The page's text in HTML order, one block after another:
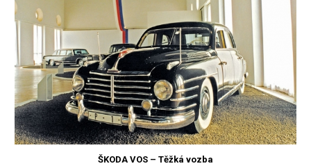
ŠKODA VOS – Těžká vozba